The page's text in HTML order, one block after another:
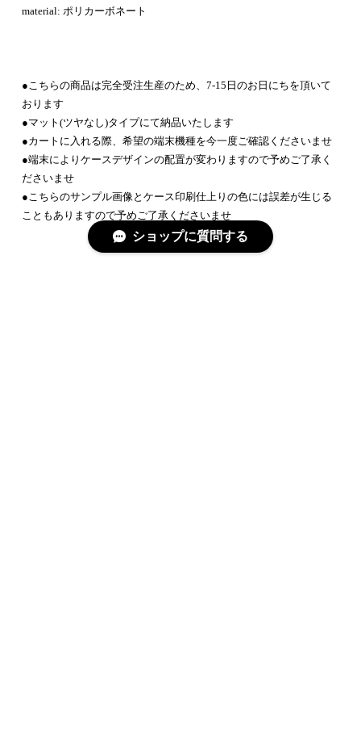
material: ポリカーボネート
●こちらの商品は完全受注生産のため、7-15日のお日にちを頂いて
おります
●マット(ツヤなし)タイプにて納品いたします
●カートに入れる際、希望の端末機種を今一度ご確認くださいませ
●端末によりケースデザインの配置が変わりますので予めご了承く
ださいませ
●こちらのサンプル画像とケース印刷仕上りの色には誤差が生じる
こともありますので予めご了承くださいませ
ショップに質問する